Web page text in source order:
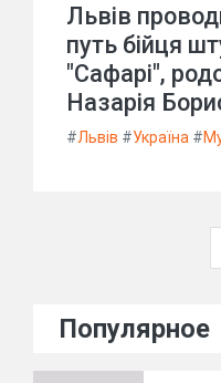
Львів
путь бійця
"Сафарі",
Назарія
#Львів #Україна #
Популярное